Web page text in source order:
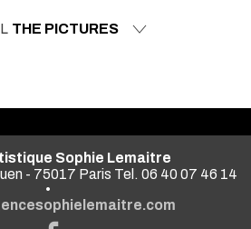
THE PICTURES
Sophie Lemaitre
- 75017 Paris Tel. 06 40 07 46 14
•